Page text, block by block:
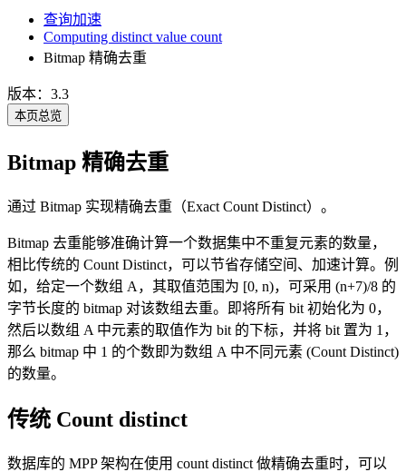
查询加速
Computing distinct value count
Bitmap 精确去重
版本：3.3
本页总览
Bitmap 精确去重
通过 Bitmap 实现精确去重（Exact Count Distinct）。
Bitmap 去重能够准确计算一个数据集中不重复元素的数量，
相比传统的 Count Distinct，可以节省存储空间、加速计算。例
如，给定一个数组 A，其取值范围为 [0, n)，可采用 (n+7)/8 的
字节长度的 bitmap 对该数组去重。即将所有 bit 初始化为 0，
然后以数组 A 中元素的取值作为 bit 的下标，并将 bit 置为 1，
那么 bitmap 中 1 的个数即为数组 A 中不同元素 (Count Distinct)
的数量。
传统 Count distinct
数据库的 MPP 架构在使用 count distinct 做精确去重时，可以